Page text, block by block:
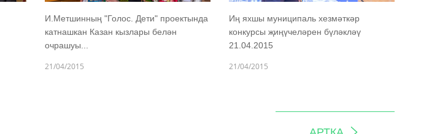
И.Метшинның "Голос. Дети" проектында
катнашкан Казан кызлары белән
очрашуы...
21/04/2015
Иң яхшы муниципаль хезмәткәр
конкурсы җиңүчеләрен бүләкләү
21.04.2015
21/04/2015